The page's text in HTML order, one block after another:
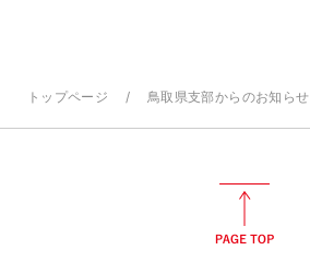
トップページ 鳥取県支部からのお知らせ